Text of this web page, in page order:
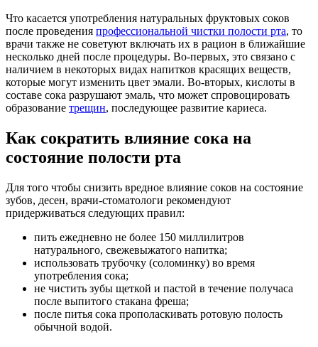
Что касается употребления натуральных фруктовых соков
после проведения профессиональной чистки полости рта, то
врачи также не советуют включать их в рацион в ближайшие
несколько дней после процедуры. Во-первых, это связано с
наличием в некоторых видах напитков красящих веществ,
которые могут изменить цвет эмали. Во-вторых, кислоты в
составе сока разрушают эмаль, что может спровоцировать
образование трещин, последующее развитие кариеса.
Как сократить влияние сока на
состояние полости рта
Для того чтобы снизить вредное влияние соков на состояние
зубов, десен, врачи-стоматологи рекомендуют
придерживаться следующих правил:
пить ежедневно не более 150 миллилитров
натурального, свежевыжатого напитка;
использовать трубочку (соломинку) во время
употребления сока;
не чистить зубы щеткой и пастой в течение получаса
после выпитого стакана фреша;
после питья сока прополаскивать ротовую полость
обычной водой.